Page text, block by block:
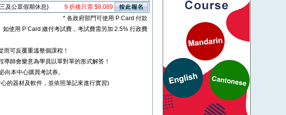
及公眾假期休息)
9 折後只需 $8,089
* 各政府部門可使用 P Card 付款
如使用 P Card 繳付考試費，考試費需另加 2.5% 行政費
可反覆重溫整個課程！
師會樂意為學員以單對單的形式解答！
向本中心購買考試券。
的器材及軟件，並依照筆記來進行實習)